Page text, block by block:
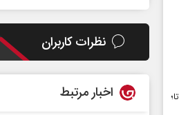
نظرات کاربران
اخبار مرتبط